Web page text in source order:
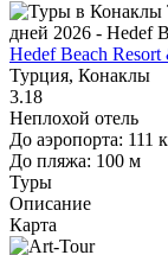
Hedef Beach Resort
Турция, Конаклы
3.18
Неплохой отель
До аэропорта: 111
До пляжа: 100 м
Туры
Описание
Карта